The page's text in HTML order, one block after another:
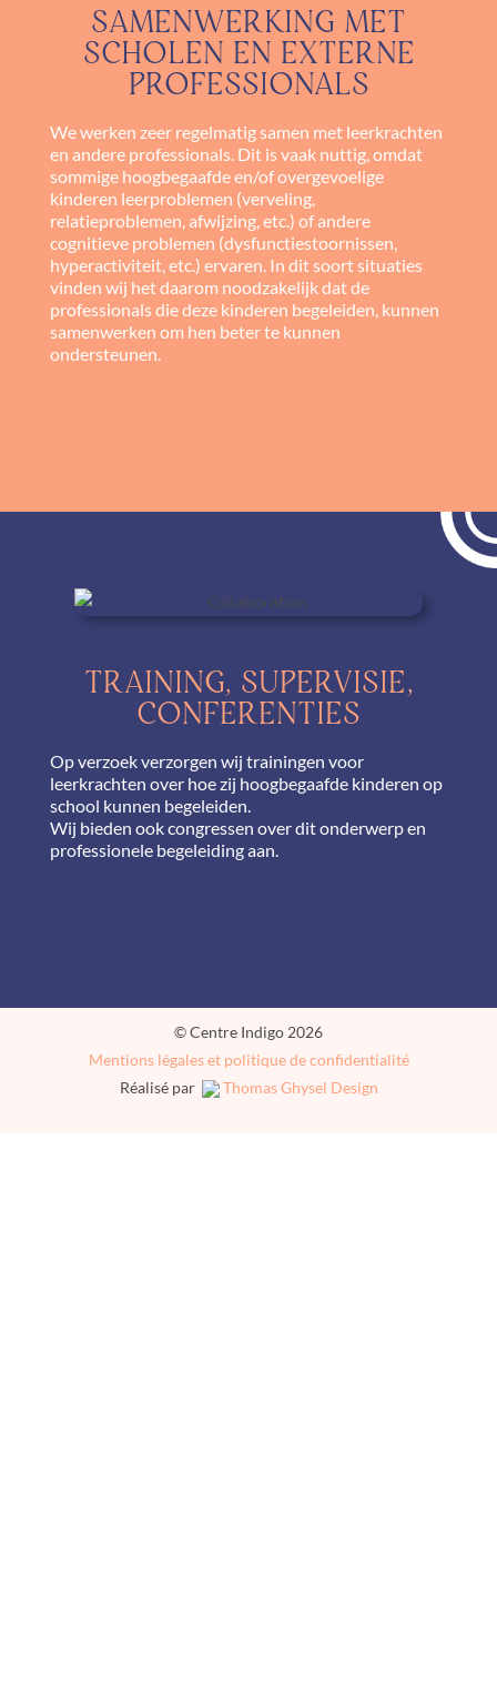
SAMENWERKING MET
SCHOLEN EN EXTERNE
PROFESSIONALS
We werken zeer regelmatig samen met leerkrachten
en andere professionals. Dit is vaak nuttig, omdat
sommige hoogbegaafde en/of overgevoelige
kinderen leerproblemen (verveling,
relatieproblemen, afwijzing, etc.) of andere
cognitieve problemen (dysfunctiestoornissen,
hyperactiviteit, etc.) ervaren. In dit soort situaties
vinden wij het daarom noodzakelijk dat de
professionals die deze kinderen begeleiden, kunnen
samenwerken om hen beter te kunnen
ondersteunen.
TRAINING, SUPERVISIE,
CONFERENTIES
Op verzoek verzorgen wij trainingen voor
leerkrachten over hoe zij hoogbegaafde kinderen op
school kunnen begeleiden.
Wij bieden ook congressen over dit onderwerp en
professionele begeleiding aan.
© Centre Indigo 2026
Mentions légales et politique de confidentialité
Réalisé par
Thomas Ghysel Design